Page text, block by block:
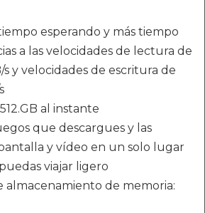
esperando y más tiempo
a las velocidades de lectura de
s y velocidades de escritura de
al instante
que descargues y las
y vídeo en un solo lugar
viajar ligero
almacenamiento de memoria: